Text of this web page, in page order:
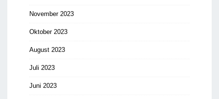
November 2023
Oktober 2023
August 2023
Juli 2023
Juni 2023